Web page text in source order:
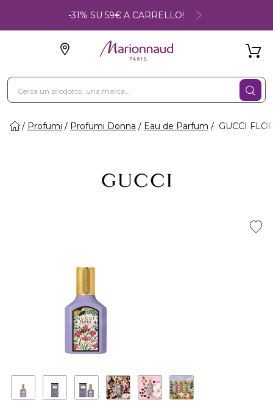
-31% SU 59€ A CARRELLO!
Profumi Profumi Donna Eau de Parfum GUCCI